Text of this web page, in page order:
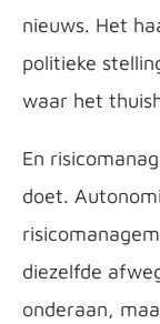
nieuws. Het
politieke
waar het
En
doet.
diezelfde
onderaan,